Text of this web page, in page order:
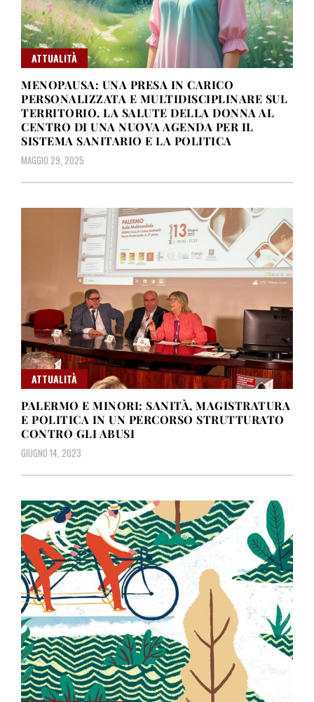
ATTUALITÀ
MENOPAUSA: UNA PRESA IN CARICO
PERSONALIZZATA E MULTIDISCIPLINARE SUL
TERRITORIO. LA SALUTE DELLA DONNA AL
CENTRO DI UNA NUOVA AGENDA PER IL
SISTEMA SANITARIO E LA POLITICA
MAGGIO 29, 2025
ATTUALITÀ
PALERMO E MINORI: SANITÀ, MAGISTRATURA
E POLITICA IN UN PERCORSO STRUTTURATO
CONTRO GLI ABUSI
GIUGNO 14, 2023